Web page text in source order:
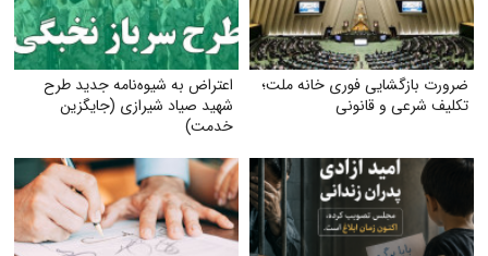
ضرورت بازگشایی فوری خانه ملت؛
تکلیف شرعی و قانونی
اعتراض به شیوه‌نامه جدید طرح
شهید صیاد شیرازی (جایگزین
خدمت)